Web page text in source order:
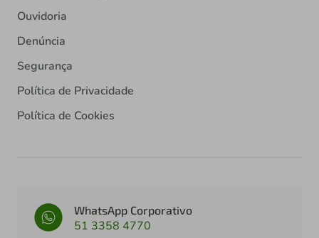
Ouvidoria
Denúncia
Segurança
Política de Privacidade
Política de Cookies
WhatsApp Corporativo
51 3358 4770